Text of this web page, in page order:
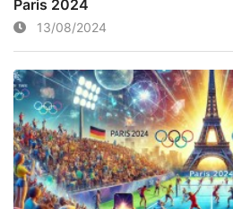
Paris 2024
13/08/2024